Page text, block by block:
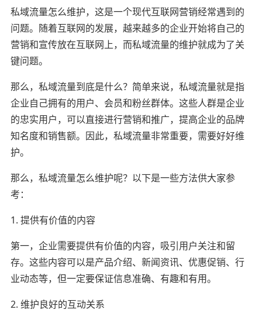
私域流量怎么维护，这是一个现代互联网营销经常遇到的
问题。随着互联网的发展，越来越多的企业开始将自己的
营销和宣传放在互联网上，而私域流量的维护就成为了关
键问题。
那么，私域流量到底是什么？简单来说，私域流量就是指
企业自己拥有的用户、会员和粉丝群体。这些人群是企业
的忠实用户，可以直接进行营销和推广，提高企业的品牌
知名度和销售额。因此，私域流量非常重要，需要好好维
护。
那么，私域流量怎么维护呢？以下是一些方法供大家参
考：
1. 提供有价值的内容
第一，企业需要提供有价值的内容，吸引用户关注和留
存。这些内容可以是产品介绍、新闻资讯、优惠促销、行
业动态等，但一定要保证信息准确、有趣和有用。
2. 维护良好的互动关系